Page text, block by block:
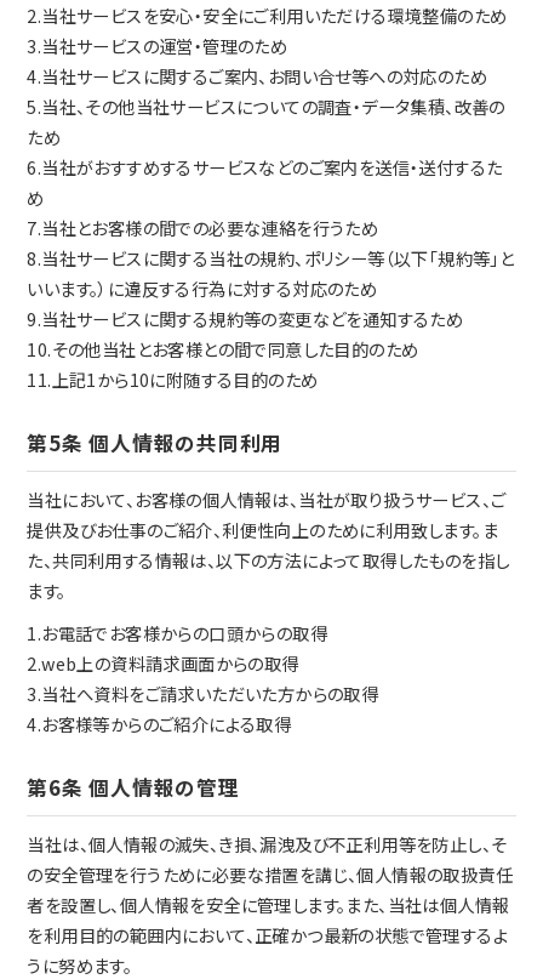
2.当社サービスを安心・安全にご利用いただける環境整備のため
3.当社サービスの運営・管理のため
4.当社サービスに関するご案内、お問い合せ等への対応のため
5.当社、その他当社サービスについての調査・データ集積、改善の
ため
6.当社がおすすめするサービスなどのご案内を送信・送付するた
め
7.当社とお客様の間での必要な連絡を行うため
8.当社サービスに関する当社の規約、ポリシー等（以下「規約等」と
いいます。）に違反する行為に対する対応のため
9.当社サービスに関する規約等の変更などを通知するため
10.その他当社とお客様との間で同意した目的のため
11.上記1から10に附随する目的のため
第5条 個人情報の共同利用
当社において、お客様の個人情報は、当社が取り扱うサービス、ご
提供及びお仕事のご紹介、利便性向上のために利用致します。ま
た、共同利用する情報は、以下の方法によって取得したものを指し
ます。
1.お電話でお客様からの口頭からの取得
2.web上の資料請求画面からの取得
3.当社へ資料をご請求いただいた方からの取得
4.お客様等からのご紹介による取得
第6条 個人情報の管理
当社は、個人情報の滅失、き損、漏洩及び不正利用等を防止し、そ
の安全管理を行うために必要な措置を講じ、個人情報の取扱責任
者を設置し、個人情報を安全に管理します。また、当社は個人情報
を利用目的の範囲内において、正確かつ最新の状態で管理するよ
うに努めます。